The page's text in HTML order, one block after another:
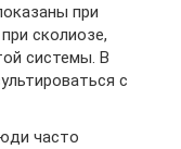
при
сколиозе,
системы. В
с
часто